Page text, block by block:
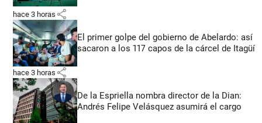
hace 3 horas share
El primer golpe del gobierno de Abelardo: así
sacaron a los 117 capos de la cárcel de Itagüí
hace 3 horas share
De la Espriella nombra director de la Dian:
Andrés Felipe Velásquez asumirá el cargo